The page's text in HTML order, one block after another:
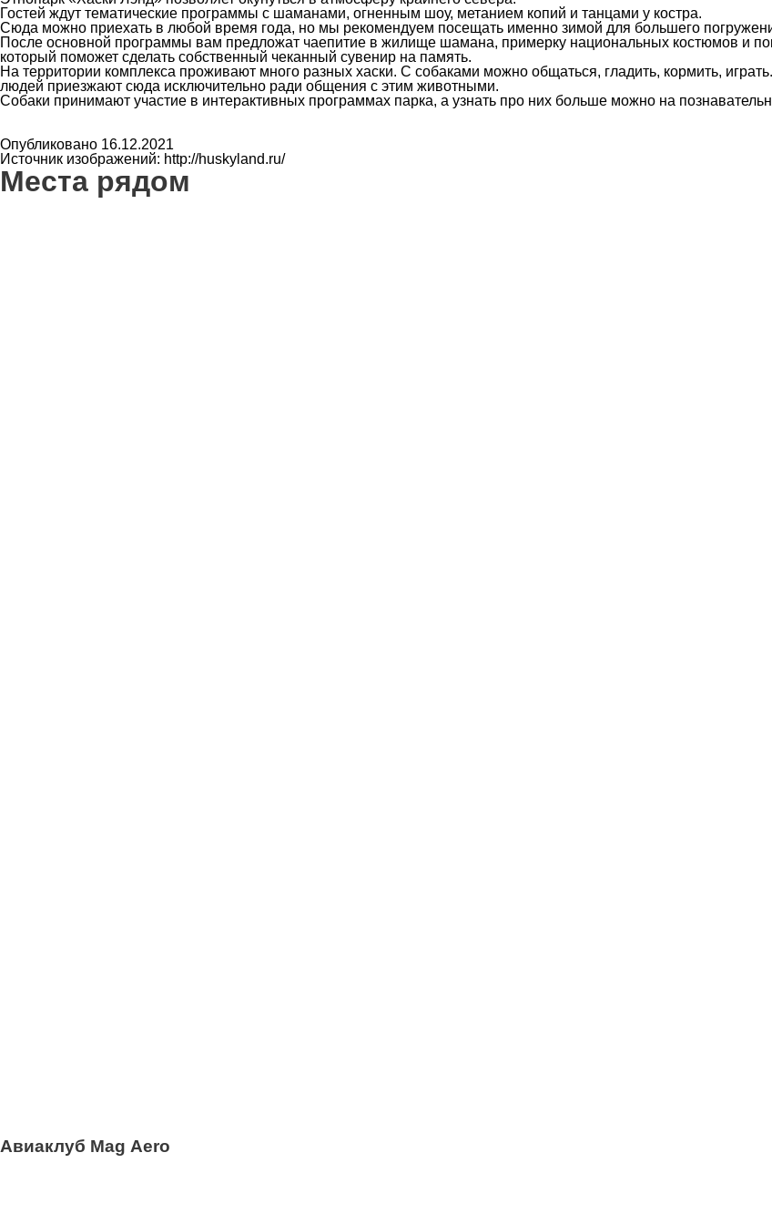
Гостей ждут тематические программы с шаманами, огненным шоу, метанием копий и танцами у костра.
Сюда можно приехать в любой время года, но мы рекомендуем посещать именно зимой для большего
После основной программы вам предложат чаепитие в жилище шамана, примерку национальных костюмов и
который поможет сделать собственный чеканный сувенир на память.
На территории комплекса проживают много разных хаски. С собаками можно общаться, гладить, кормить,
людей приезжают сюда исключительно ради общения с этим животными.
Собаки принимают участие в интерактивных программах парка, а узнать про них больше можно на
Опубликовано 16.12.2021
Источник изображений: http://huskyland.ru/
Места рядом
Авиаклуб Mag Aero